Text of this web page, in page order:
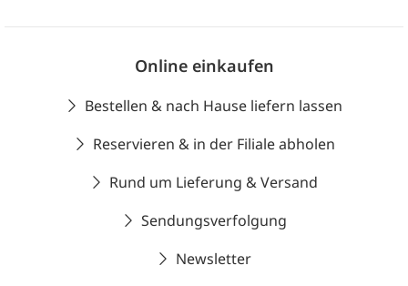
Online einkaufen
Bestellen & nach Hause liefern lassen
Reservieren & in der Filiale abholen
Rund um Lieferung & Versand
Sendungsverfolgung
Newsletter